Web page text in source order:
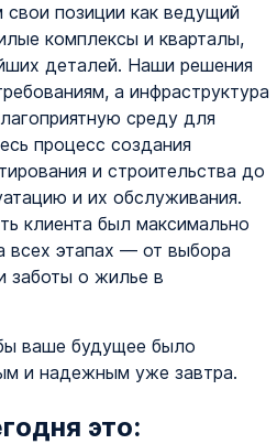
позиции как ведущий
комплексы и кварталы,
деталей. Наши решения
а инфраструктура
среду для
процесс создания
и строительства до
и их обслуживания.
клиента был максимально
этапах — от выбора
заботы о жилье в
ваше будущее было
и надежным уже завтра.
это: